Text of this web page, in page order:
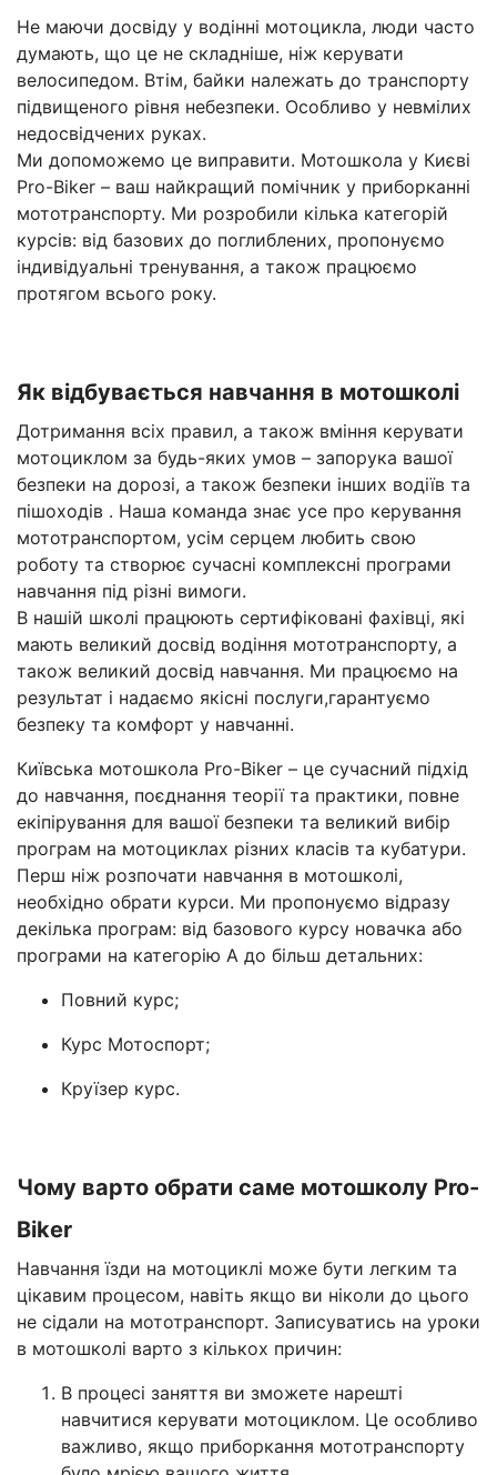
Не маючи досвіду у водінні мотоцикла, люди часто
думають, що це не складніше, ніж керувати
велосипедом. Втім, байки належать до транспорту
підвищеного рівня небезпеки. Особливо у невмілих
недосвідчених руках.
Ми допоможемо це виправити. Мотошкола у Києві
Pro-Biker – ваш найкращий помічник у приборканні
мототранспорту. Ми розробили кілька категорій
курсів: від базових до поглиблених, пропонуємо
індивідуальні тренування, а також працюємо
протягом всього року.
Як відбувається навчання в мотошколі
Дотримання всіх правил, а також вміння керувати
мотоциклом за будь-яких умов – запорука вашої
безпеки на дорозі, а також безпеки інших водіїв та
пішоходів . Наша команда знає усе про керування
мототранспортом, усім серцем любить свою
роботу та створює сучасні комплексні програми
навчання під різні вимоги.
В нашій школі працюють сертифіковані фахівці, які
мають великий досвід водіння мототранспорту, а
також великий досвід навчання. Ми працюємо на
результат і надаємо якісні послуги,гарантуємо
безпеку та комфорт у навчанні.
Київська мотошкола Pro-Biker – це сучасний підхід
до навчання, поєднання теорії та практики, повне
екіпірування для вашої безпеки та великий вибір
програм на мотоциклах різних класів та кубатури.
Перш ніж розпочати навчання в мотошколі,
необхідно обрати курси. Ми пропонуємо відразу
декілька програм: від базового курсу новачка або
програми на категорію А до більш детальних:
Повний курс;
Курс Мотоспорт;
Круїзер курс.
Чому варто обрати саме мотошколу Pro-
Biker
Навчання їзди на мотоциклі може бути легким та
цікавим процесом, навіть якщо ви ніколи до цього
не сідали на мототранспорт. Записуватись на уроки
в мотошколі варто з кількох причин:
В процесі заняття ви зможете нарешті
навчитися керувати мотоциклом. Це особливо
важливо, якщо приборкання мототранспорту